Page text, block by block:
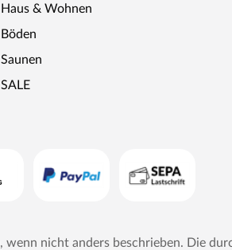
Haus & Wohnen
Böden
Saunen
SALE
, wenn nicht anders beschrieben. Die